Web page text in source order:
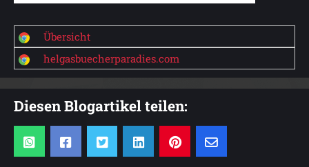
Übersicht
helgasbuecherparadies.com
Diesen Blogartikel teilen: